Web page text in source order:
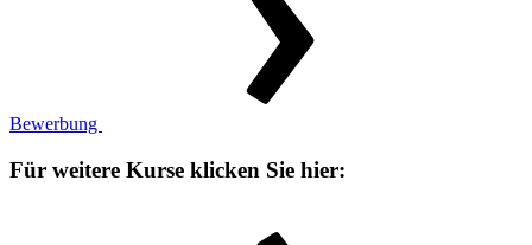
Bewerbung
Für weitere Kurse klicken Sie hier: